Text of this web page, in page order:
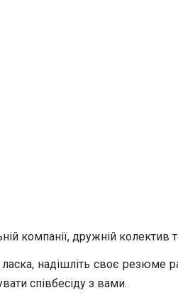
компанії, дружній колектив
надішліть своє резюме
співбесіду з вами.